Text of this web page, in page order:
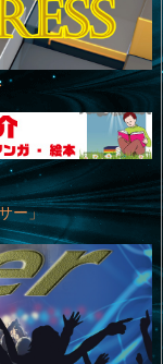
ー」